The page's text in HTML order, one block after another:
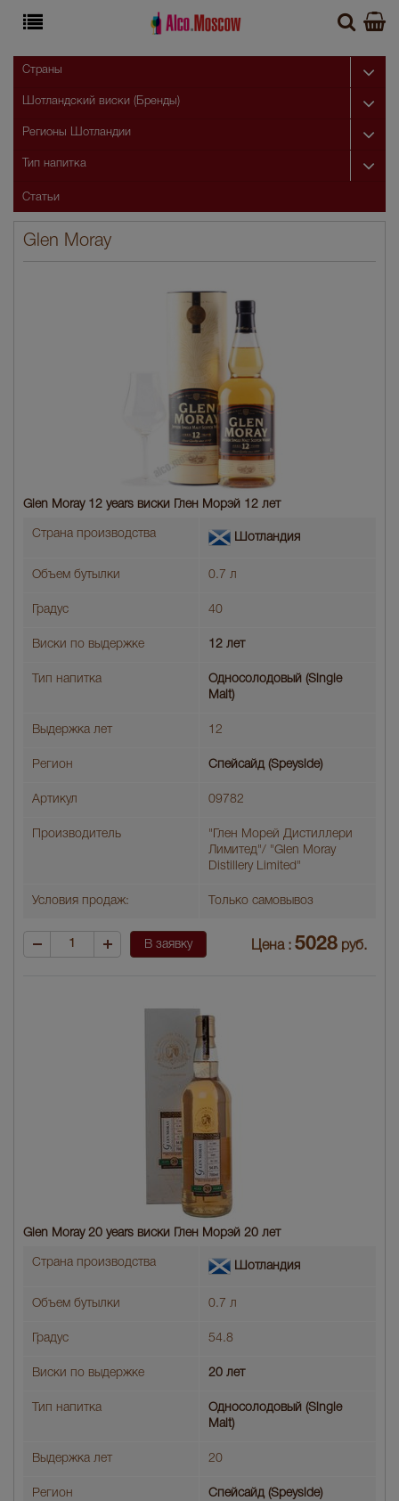
Glen Moray
Glen Moray 12 years виски Глен Морэй 12 лет
Страна производства Шотландия
Объем бутылки 0.7 л
Градус 40
Виски по выдержке 12 лет
Тип напитка
Односолодовый (Single
Malt)
Выдержка лет 12
Регион Спейсайд (Speyside)
Артикул 09782
Производитель
"Глен Морей Дистиллери
Лимитед"/ "Glen Moray
Distillery Limited"
Условия продаж: Только самовывоз
В заявку Цена : 5028 руб.
Glen Moray 20 years виски Глен Морэй 20 лет
Страна производства Шотландия
Объем бутылки 0.7 л
Градус 54.8
Виски по выдержке 20 лет
Тип напитка
Односолодовый (Single
Malt)
Выдержка лет 20
Регион Спейсайд (Speyside)
Страны
Шотландский виски (Бренды)
Регионы Шотландии
Тип напитка
Статьи